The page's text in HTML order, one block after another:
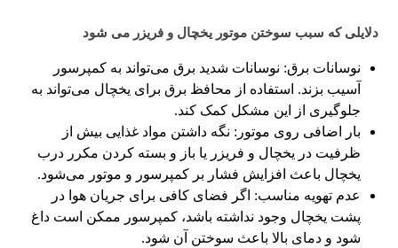
دلایلی که سبب سوختن موتور یخچال و فریزر می شود
نوسانات برق: نوسانات شدید برق می‌تواند به کمپرسور
آسیب بزند. استفاده از محافظ برق برای یخچال می‌تواند به
جلوگیری از این مشکل کمک کند.
بار اضافی روی موتور: نگه‌ داشتن مواد غذایی بیش از
ظرفیت در یخچال و فریزر یا باز و بسته کردن مکرر درب
یخچال باعث افزایش فشار بر کمپرسور و موتور می‌شود.
عدم تهویه مناسب: اگر فضای کافی برای جریان هوا در
پشت یخچال وجود نداشته باشد، کمپرسور ممکن است داغ
شود و دمای بالا باعث سوختن آن شود.